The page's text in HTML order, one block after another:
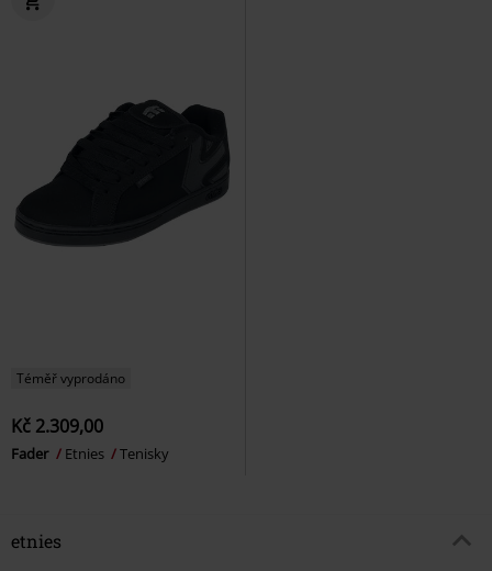
Téměř vyprodáno
Kč 2.309,00
Fader Etnies Tenisky
etnies